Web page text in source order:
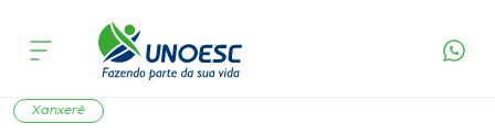
Cursos
Onde estamos
acontece
Xanxerê